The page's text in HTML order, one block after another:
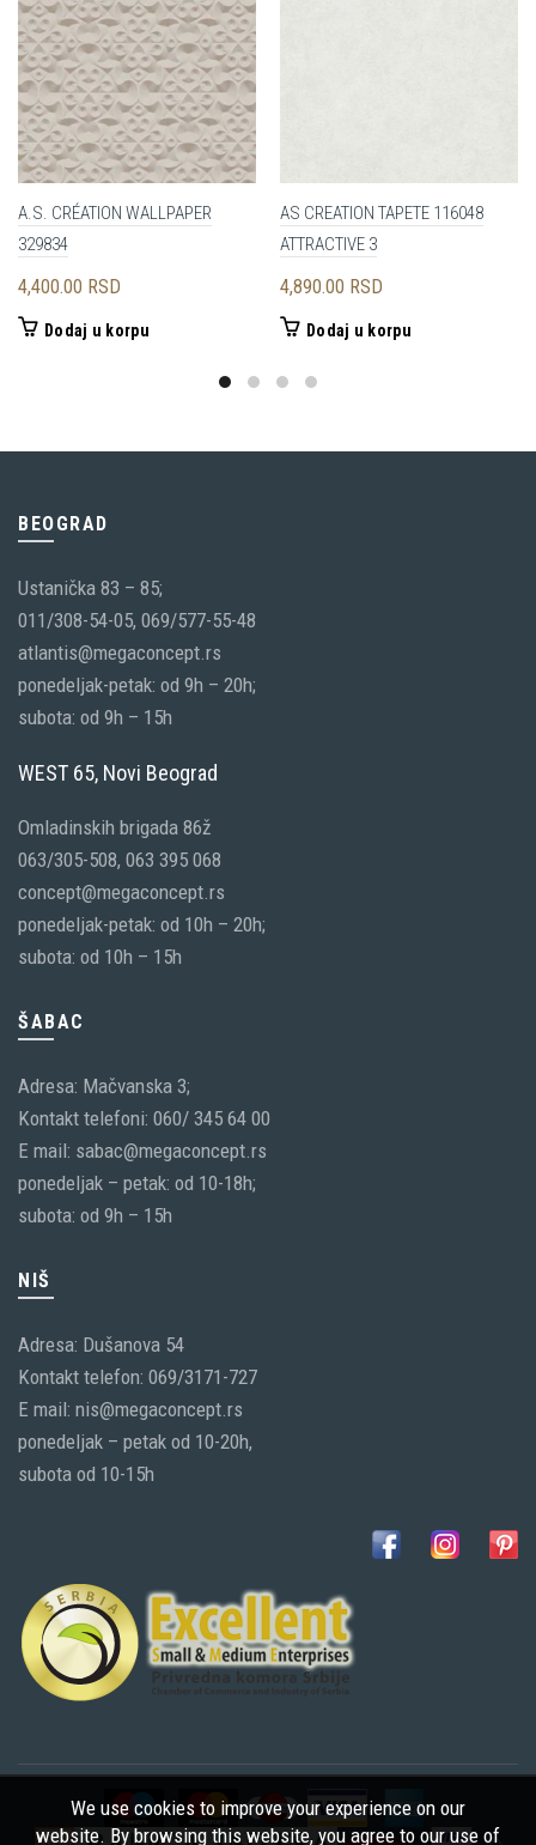
A.S. CRÉATION WALLPAPER
329834
4,400.00 RSD
Dodaj u korpu
AS CREATION TAPETE 116048
ATTRACTIVE 3
4,890.00 RSD
Dodaj u korpu
BEOGRAD
Ustanička 83 – 85;
011/308-54-05, 069/577-55-48
atlantis@megaconcept.rs
ponedeljak-petak: od 9h – 20h;
subota: od 9h – 15h
WEST 65, Novi Beograd
Omladinskih brigada 86ž
063/305-508, 063 395 068
concept@megaconcept.rs
ponedeljak-petak: od 10h – 20h;
subota: od 10h – 15h
ŠABAC
Adresa: Mačvanska 3;
Kontakt telefoni: 060/ 345 64 00
E mail: sabac@megaconcept.rs
ponedeljak – petak: od 10-18h;
subota: od 9h – 15h
NIŠ
Adresa: Dušanova 54
Kontakt telefon: 069/3171-727
E mail: nis@megaconcept.rs
ponedeljak – petak od 10-20h,
subota od 10-15h
We use cookies to improve your experience on our
website. By browsing this website, you agree to our use of